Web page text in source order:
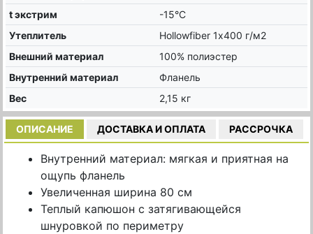
t экстрим
-15°C
Утеплитель
Hollowfiber 1х400 г/м2
Внешний материал
100% полиэстер
Внутренний материал
Фланель
Вес
2,15 кг
ОПИСАНИЕ ДОСТАВКА И ОПЛАТА РАССРОЧКА
Внутренний материал: мягкая и приятная на
ощупь фланель
Увеличенная ширина 80 см
Теплый капюшон с затягивающейся
шнуровкой по периметру